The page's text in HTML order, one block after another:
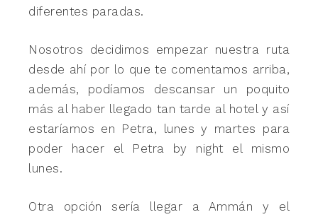
diferentes paradas.
Nosotros decidimos empezar nuestra ruta
desde ahí por lo que te comentamos arriba,
además, podíamos descansar un poquito
más al haber llegado tan tarde al hotel y así
estaríamos en Petra, lunes y martes para
poder hacer el Petra by night el mismo
lunes.
Otra opción sería llegar a Ammán y el